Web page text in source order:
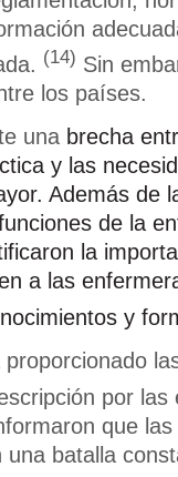
(14) Sin
los países.
una brecha
y las
Además de
de la
la
a las
y
por las
que
batalla